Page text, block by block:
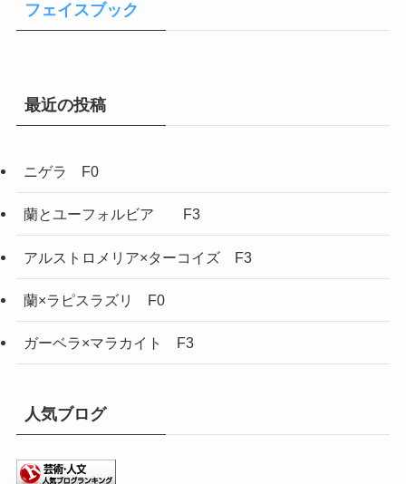
フェイスブック
最近の投稿
ニゲラ F0
蘭とユーフォルビア F3
アルストロメリア×ターコイズ F3
蘭×ラピスラズリ F0
ガーベラ×マラカイト F3
人気ブログ